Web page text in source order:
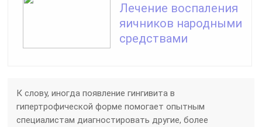
Лечение воспаления
яичников народными
средствами
К слову, иногда появление гингивита в
гипертрофической форме помогает опытным
специалистам диагностировать другие, более